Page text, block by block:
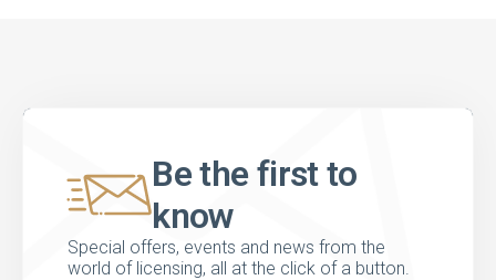
Be the first to
know
Special offers, events and news from the
world of licensing, all at the click of a button.